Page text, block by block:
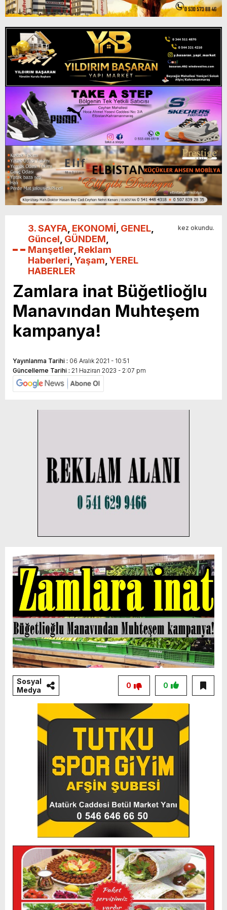
3. SAYFA EKONOMİ GENEL
Güncel GÜNDEM
Manşetler Reklam
Haberleri Yaşam YEREL
HABERLER
kez okundu.
Zamlara inat Büğetlioğlu
Manavından Muhteşem
kampanya!
Yayınlanma Tarihi : 06 Aralık 2021 - 10:51
Güncelleme Tarihi : 21 Haziran 2023 - 2:07 pm
Sosyal
Medya
0
0